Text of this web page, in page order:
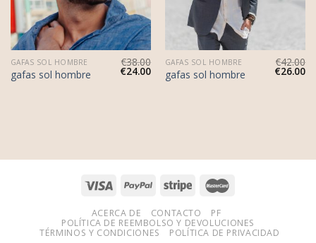
GAFAS SOL HOMBRE
gafas sol hombre
€38.00
€24.00
GAFAS SOL HOMBRE
gafas sol hombre
€42.00
€26.00
ACERCA DE CONTACTO
PF
POLÍTICA DE REEMBOLSO Y DEVOLUCIONES
TÉRMINOS Y CONDICIONES
POLÍTICA DE PRIVACIDAD